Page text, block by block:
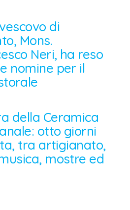
di
Mons.
Neri, ha reso
nomine per il
della Ceramica
otto giorni
tra artigianato,
mostre ed